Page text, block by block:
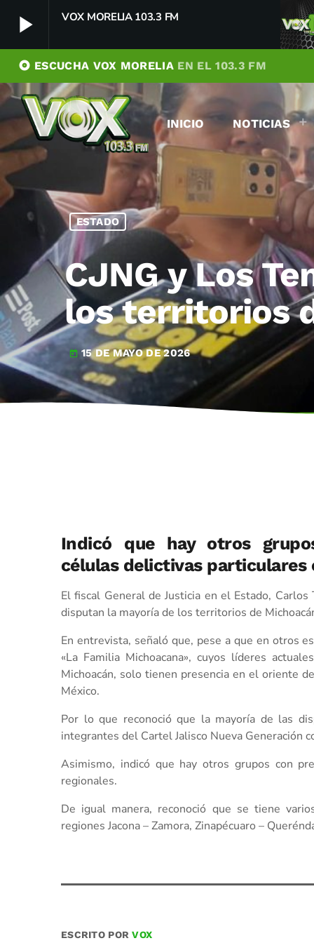
play_arrow VOX MORELIA 103.3 FM
play_arrow VOX MORELIA 103.3 FM
Player Debug
pushFeed = INITIALIZE1786066111001
[object Object]
newFeedReading = REITERATE - 1786066111002
newFeedReading = REITERATE - 1786066111074
album ESCUCHA VOX MORELIA EN EL 103.3 FM
INICIO NOTICIAS
ESTADO
CJNG y Los
los territorios
today 15 DE MAYO DE 2026
Indicó que hay otros
células delictivas particulares
El fiscal General de Justicia en el Estado,
disputan la mayoría de los territorios de
En entrevista, señaló que, pese a que en otros
«La Familia Michoacana», cuyos líderes
Michoacán, solo tienen presencia en el oriente
México.
Por lo que reconoció que la mayoría de las
integrantes del Cartel Jalisco Nueva Generación
Asimismo, indicó que hay otros grupos con
regionales.
De igual manera, reconoció que se tiene
regiones Jacona – Zamora, Zinapécuaro –
ESCRITO PORVOX